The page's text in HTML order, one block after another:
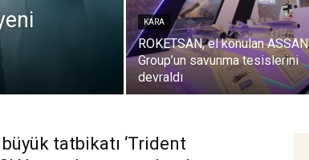
KARA
ROKETSAN, el konulan ASSAN
Group’un savunma tesislerini
devraldı
büyük tatbikatı ‘Trident